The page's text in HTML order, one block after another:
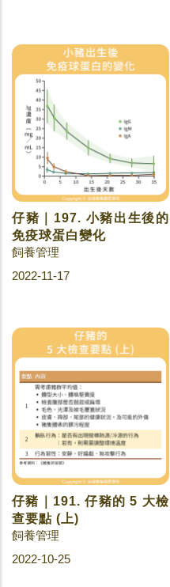
仔豬｜197. 小豬出生後的
免疫球蛋白變化
飼養管理
2022-11-17
仔豬｜191. 仔豬的 5 大檢
查要點 (上)
飼養管理
2022-10-25